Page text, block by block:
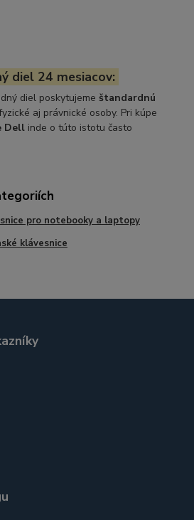
diel 24 mesiacov:
diel poskytujeme štandardnú
aj právnické osoby. Pri kúpe
Dell inde o túto istotu často
pro notebooky a laptopy
klávesnice